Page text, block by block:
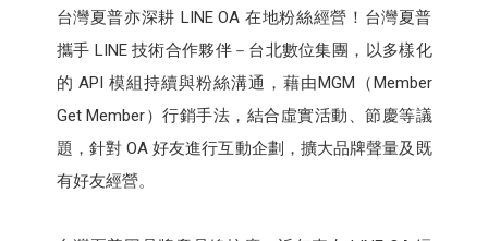
台灣夏普亦深耕 LINE OA 在地粉絲經營！台灣夏普
攜手 LINE 技術合作夥伴－台北數位集團，以多樣化
的 API 模組持續與粉絲溝通，藉由MGM（Member
Get Member）行銷手法，結合虛實活動、節慶等議
題，針對 OA 好友進行互動企劃，擴大品牌聲量及既
有好友經營。